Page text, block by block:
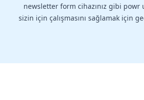
newsletter form cihazınız gibi powr
sizin için çalışmasını sağlamak için